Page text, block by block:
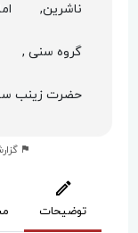
ناشرین,
گروه سنی ,
حضرت زینب
توضیحات